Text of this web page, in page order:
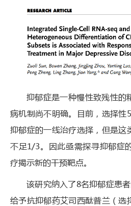
抑郁症是一种慢性致残性的
病机制尚不明确。目前，选择
抑郁症的一线治疗选择，但是这
不足1/3。因此亟需探寻抑郁症
疗揭示新的干预靶点。
该研究纳入了8名抑郁症患
给予抗抑郁药艾司西酞普兰（选